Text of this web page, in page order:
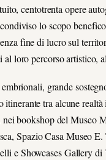
centotrenta opere
lo scopo
fine di lucro sul
loro percorso artistico,
grande
tra alcune
bookshop del
Spazio Casa Museo
e Showcases Gallery di